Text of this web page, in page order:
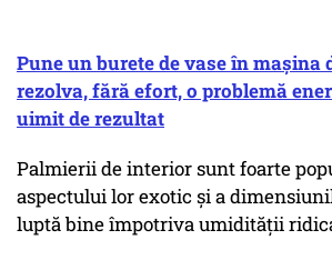
Pune un burete de vase în mașina
rezolva, fără efort, o problemă
uimit de rezultat
Palmierii de interior sunt foarte
aspectului lor exotic și a
luptă bine împotriva umidității